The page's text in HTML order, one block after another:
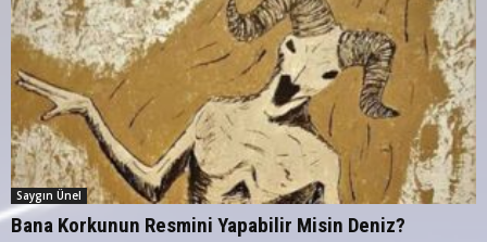
Saygın Ünel
Bana Korkunun Resmini Yapabilir Misin Deniz?